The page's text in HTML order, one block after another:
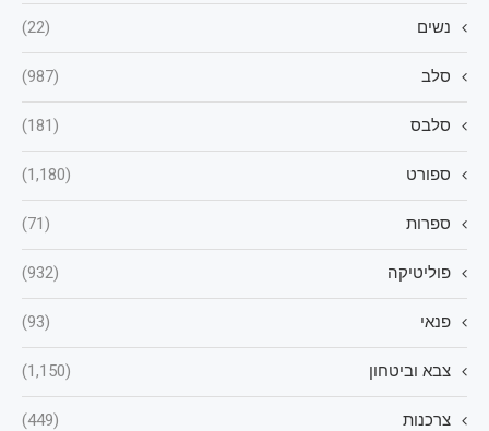
נשים (22)
סלב (987)
סלבס (181)
ספורט (1,180)
ספרות (71)
פוליטיקה (932)
פנאי (93)
צבא וביטחון (1,150)
צרכנות (449)